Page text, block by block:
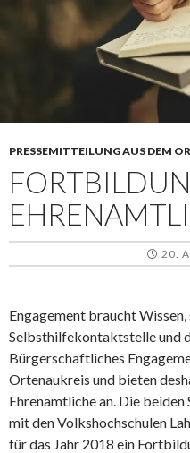
PRESSEMITTEILUNG AUS DEM
20.
Engagement braucht Wissen,
Selbsthilfekontaktstelle und
Bürgerschaftliches
Ortenaukreis und bieten
Ehrenamtliche an. Die
mit den Volkshochschulen
für das Jahr 2018 ein